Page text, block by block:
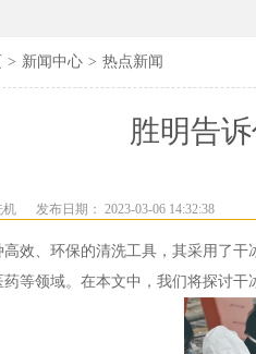
> 新闻中心 > 热点新闻
胜明告
机 发布日期： 2023-03-06 14:32:38
效、环保的清洗工具，其采用了
等领域。在本文中，我们将探讨干